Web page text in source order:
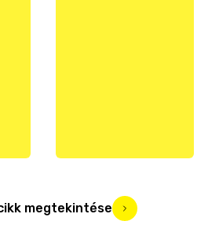
megtekintése